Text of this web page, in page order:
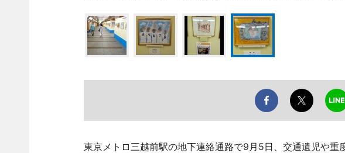
東京メトロ三越前駅の地下連絡通路で9月5日、交通遺児や重